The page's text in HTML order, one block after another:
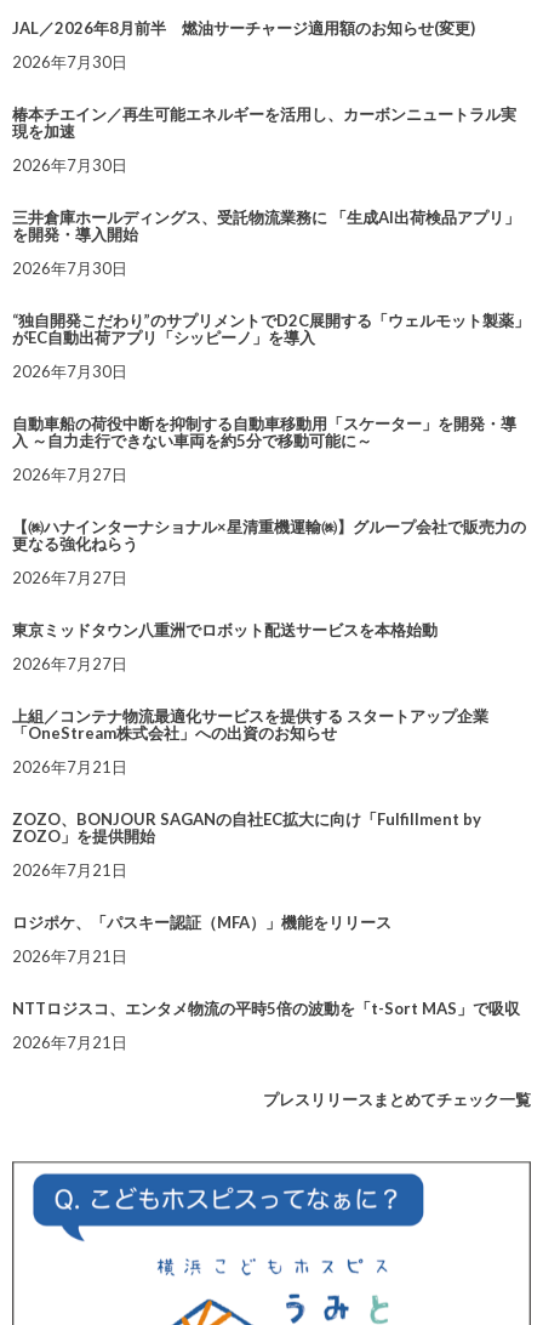
JAL／2026年8月前半 燃油サーチャージ適用額のお知らせ(変更)
2026年7月30日
椿本チエイン／再生可能エネルギーを活用し、カーボンニュートラル実
現を加速
2026年7月30日
三井倉庫ホールディングス、受託物流業務に 「生成AI出荷検品アプリ」
を開発・導入開始
2026年7月30日
“独自開発こだわり”のサプリメントでD2C展開する「ウェルモット製薬」
がEC自動出荷アプリ「シッピーノ」を導入
2026年7月30日
自動車船の荷役中断を抑制する自動車移動用「スケーター」を開発・導
入 ～自力走行できない車両を約5分で移動可能に～
2026年7月27日
【㈱ハナインターナショナル×星清重機運輸㈱】グループ会社で販売力の
更なる強化ねらう
2026年7月27日
東京ミッドタウン八重洲でロボット配送サービスを本格始動
2026年7月27日
上組／コンテナ物流最適化サービスを提供する スタートアップ企業
「OneStream株式会社」への出資のお知らせ
2026年7月21日
ZOZO、BONJOUR SAGANの自社EC拡大に向け「Fulfillment by
ZOZO」を提供開始
2026年7月21日
ロジポケ、「パスキー認証（MFA）」機能をリリース
2026年7月21日
NTTロジスコ、エンタメ物流の平時5倍の波動を「t-Sort MAS」で吸収
2026年7月21日
プレスリリースまとめてチェック一覧